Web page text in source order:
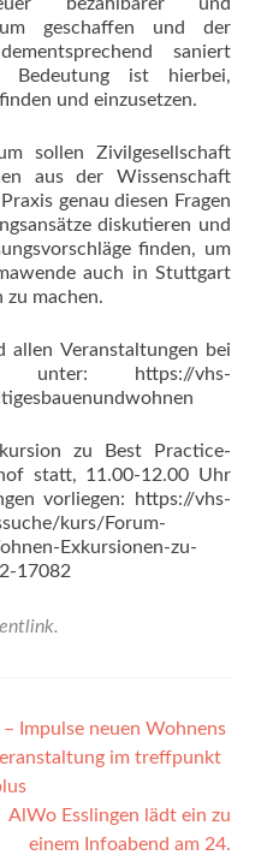
geschaffen und der
saniert
Bedeutung ist hierbei,
und einzusetzen.
sollen Zivilgesellschaft
aus der Wissenschaft
genau diesen Fragen
diskutieren und
finden, um
auch in Stuttgart
zu machen.
allen Veranstaltungen bei
https://vhs-
zu Best Practice-
statt, 11.00-12.00 Uhr
vorliegen: https://vhs-
kurs/Forum-
Exkursionen-zu-
17082
.
Impulse neuen Wohnens
im treffpunkt
AlWo Esslingen lädt ein zu
einem Infoabend am 24.